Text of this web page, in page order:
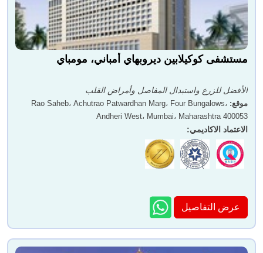
مستشفى كوكيلابين ديروبهاي أمباني، مومباي
الأفضل للزرع واستبدال المفاصل وأمراض القلب
موقع: Rao Saheb، Achutrao Patwardhan Marg، Four Bungalows،
Andheri West، Mumbai، Maharashtra 400053
الاعتماد الاكاديمي:
عرض التفاصيل